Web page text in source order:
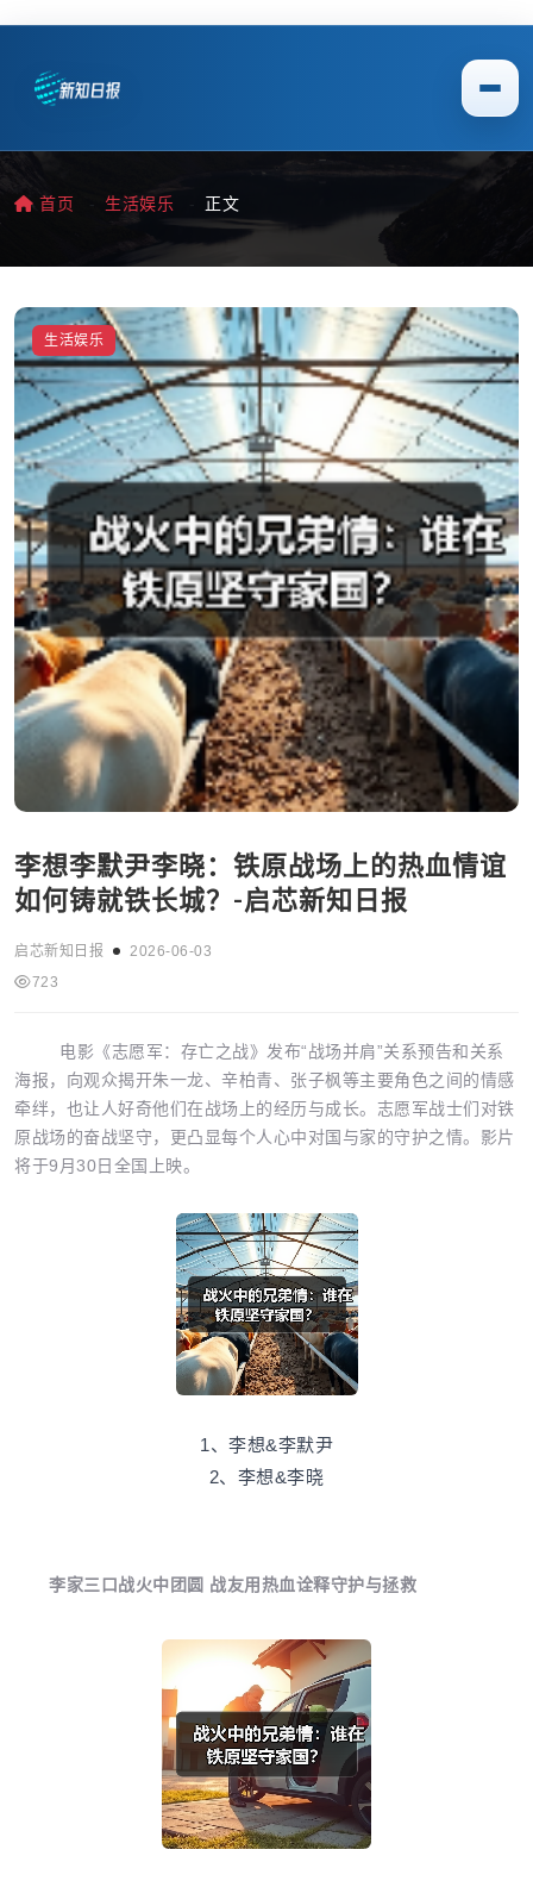
首页 生活娱乐 正文
生活娱乐
李想李默尹李晓：铁原战场上的热血情谊
如何铸就铁长城？-启芯新知日报
启芯新知日报
2026-06-03
723
电影《志愿军：存亡之战》发布“战场并肩”关系预告和关系
海报，向观众揭开朱一龙、辛柏青、张子枫等主要角色之间的情感
牵绊，也让人好奇他们在战场上的经历与成长。志愿军战士们对铁
原战场的奋战坚守，更凸显每个人心中对国与家的守护之情。影片
将于9月30日全国上映。
1、李想&李默尹
2、李想&李晓
李家三口战火中团圆 战友用热血诠释守护与拯救